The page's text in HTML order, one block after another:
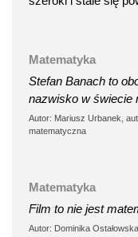
Matematyka
Stefan Banach to
nazwisko w świecie
Autor: Mariusz Urbanek,
matematyczna
Matematyka
Film to nie jest
Autor: Dominika Ostałowska